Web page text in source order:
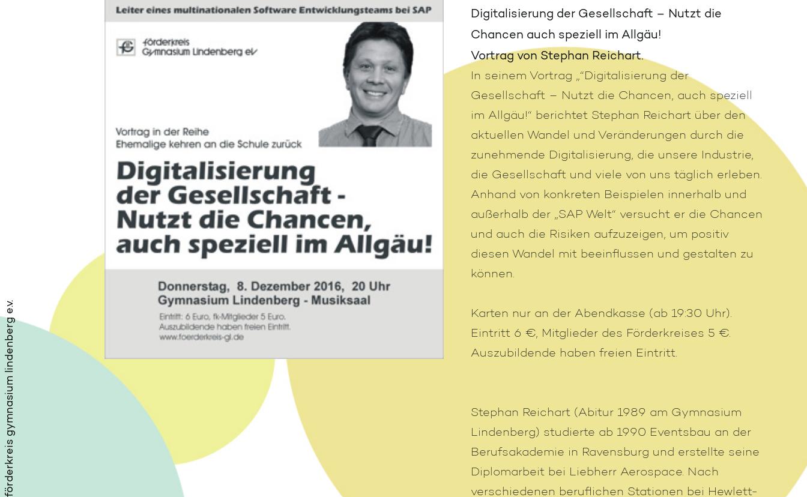
Digitalisierung der Gesellschaft – Nutzt die
Chancen auch speziell im Allgäu!
Vortrag von Stephan Reichart.
In seinem Vortrag „“Digitalisierung der
Gesellschaft – Nutzt die Chancen, auch speziell
im Allgäu!“ berichtet Stephan Reichart über den
aktuellen Wandel und Veränderungen durch die
zunehmende Digitalisierung, die unsere Industrie,
die Gesellschaft und viele von uns täglich erleben.
Anhand von konkreten Beispielen innerhalb und
außerhalb der „SAP Welt“ versucht er die Chancen
und auch die Risiken aufzuzeigen, um positiv
diesen Wandel mit beeinflussen und gestalten zu
können.
Karten nur an der Abendkasse (ab 19:30 Uhr).
Eintritt 6 €, Mitglieder des Förderkreises 5 €.
Auszubildende haben freien Eintritt.
Stephan Reichart (Abitur 1989 am Gymnasium
Lindenberg) studierte ab 1990 Eventsbau an der
Berufsakademie in Ravensburg und erstellte seine
Diplomarbeit bei Liebherr Aerospace. Nach
verschiedenen beruflichen Stationen bei Hewlett-
förderkreis gymnasium lindenberg e.v.